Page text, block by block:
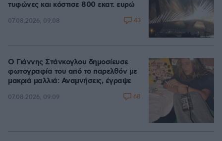
τυφώνες και κόστισε 800 εκατ. ευρώ
07.08.2026, 09:08 43
Ο Γιάννης Στάνκογλου δημοσίευσε
φωτογραφία του από το παρελθόν με
μακριά μαλλιά: Αναμνήσεις, έγραψε
07.08.2026, 09:09 68